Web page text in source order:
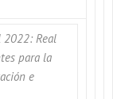
2022: Real
para la
e